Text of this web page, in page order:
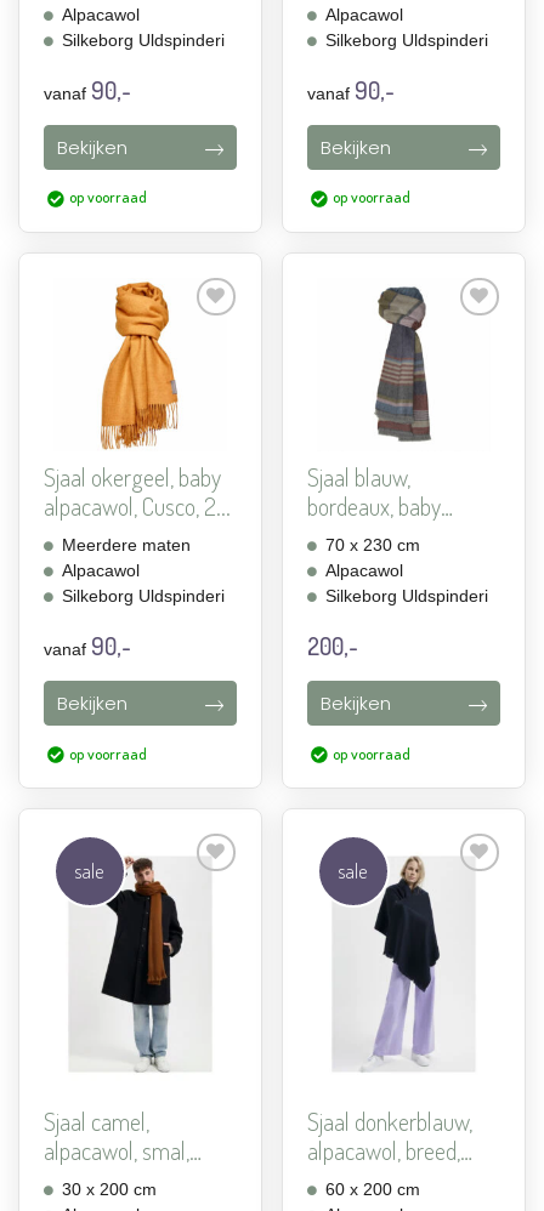
Alpacawol
Silkeborg Uldspinderi
vanaf 90,-
Bekijken
op voorraad
Alpacawol
Silkeborg Uldspinderi
vanaf 90,-
Bekijken
op voorraad
verlanglijst
toevoegen
Sjaal okergeel, baby
alpacawol, Cusco, 2...
Meerdere maten
Alpacawol
Silkeborg Uldspinderi
vanaf 90,-
Bekijken
op voorraad
toevoegen
Sjaal blauw,
bordeaux, baby
alpacawol, Flow
70 x 230 cm
Alpacawol
Silkeborg Uldspinderi
200,-
Bekijken
op voorraad
sale
verlanglijst
toevoegen
Sjaal camel,
alpacawol, smal,
Alpaca Loc...
30 x 200 cm
sale
verlanglijst
toevoegen
Sjaal donkerblauw,
alpacawol, breed,
Alp...
60 x 200 cm